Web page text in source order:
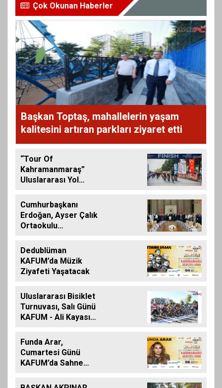
Çok Okunan Haberler
Başkan Toptaş, mahallelerin yaşam
kalitesini artıran parkları ziyaret etti
“Tour Of
Kahramanmaraş”
Uluslararası Yol
Tamamlandı
Cumhurbaşkanı
Erdoğan, Ayser Çalık
Ortaokulu
Aileleriyle Bir Araya
Geldi
Dedublüman
KAFUM’da Müzik
Ziyafeti Yaşatacak
Uluslararası Bisiklet
Turnuvası, Salı Günü
KAFUM - Ali Kayası
Funda Arar,
Cumartesi Günü
KAFUM’da Sahne